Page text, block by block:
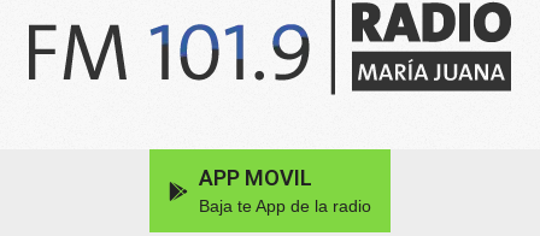
APP MOVIL
Baja te App de la radio